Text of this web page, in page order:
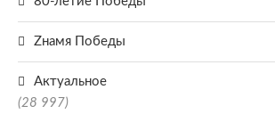
Zнамя Победы
Актуальное
(28 997)